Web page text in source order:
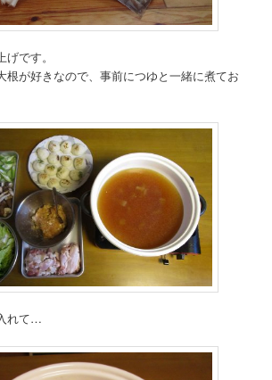
です。
が好きなので、事前につゆと一緒に煮てお
れて…